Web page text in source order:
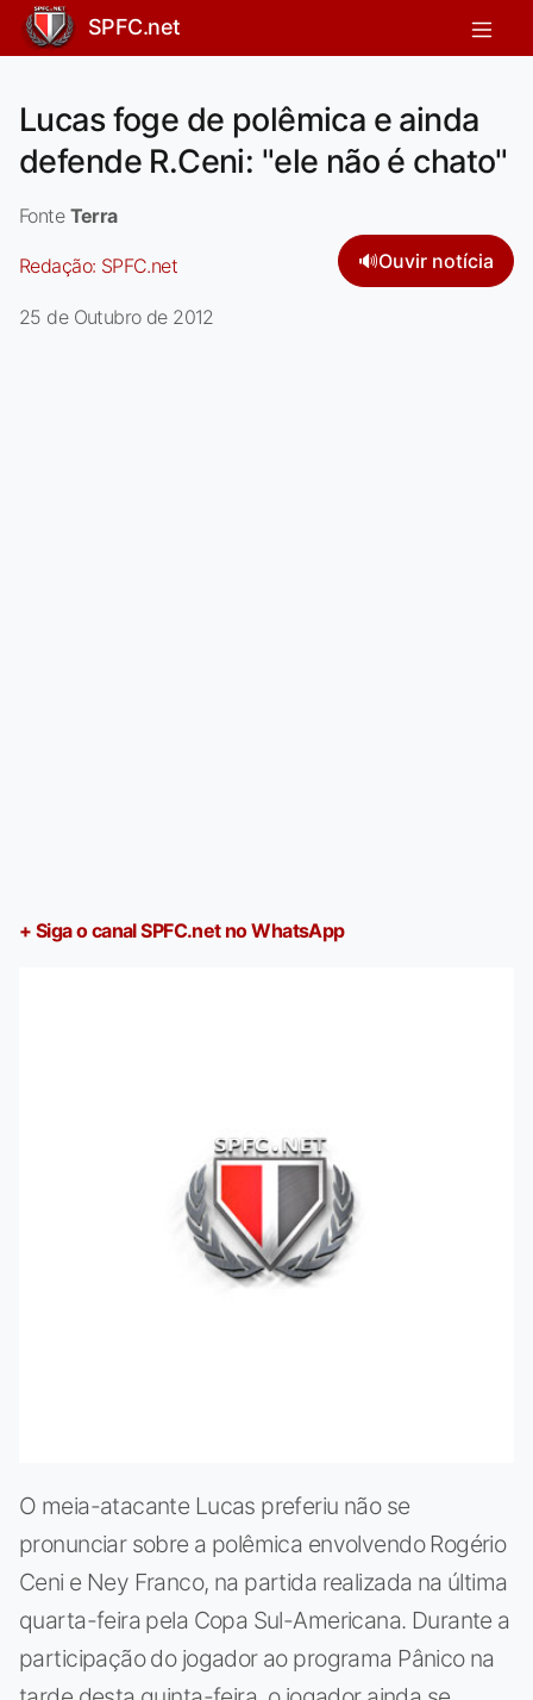
SPFC.net
Lucas foge de polêmica e ainda
defende R.Ceni: "ele não é chato"
Fonte Terra
Redação: SPFC.net 🔊Ouvir notícia
25 de Outubro de 2012
+ Siga o canal SPFC.net no WhatsApp
O meia-atacante Lucas preferiu não se
pronunciar sobre a polêmica envolvendo Rogério
Ceni e Ney Franco, na partida realizada na última
quarta-feira pela Copa Sul-Americana. Durante a
participação do jogador ao programa Pânico na